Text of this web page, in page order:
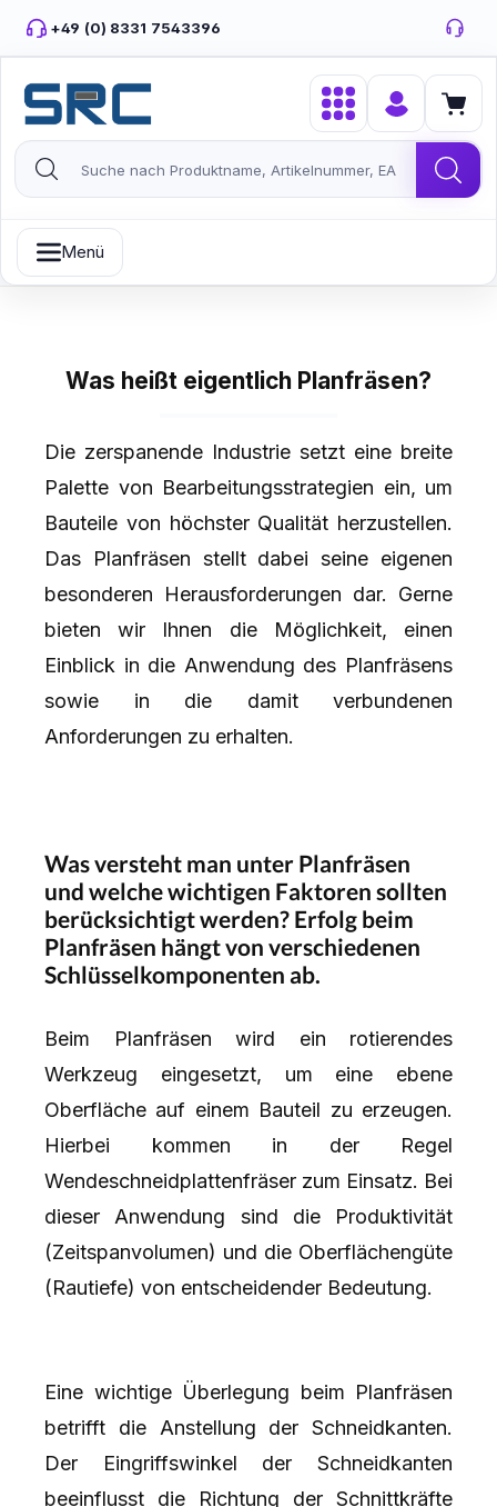
Zum Hauptinhalt springen
+49 (0) 8331 7543396
Menü
Was heißt eigentlich Planfräsen?
Die zerspanende Industrie setzt eine breite
Palette von Bearbeitungsstrategien ein, um
Bauteile von höchster Qualität herzustellen.
Das Planfräsen stellt dabei seine eigenen
besonderen Herausforderungen dar. Gerne
bieten wir Ihnen die Möglichkeit, einen
Einblick in die Anwendung des Planfräsens
sowie in die damit verbundenen
Anforderungen zu erhalten.
Was versteht man unter Planfräsen
und welche wichtigen Faktoren sollten
berücksichtigt werden? Erfolg beim
Planfräsen hängt von verschiedenen
Schlüsselkomponenten ab.
Beim Planfräsen wird ein rotierendes
Werkzeug eingesetzt, um eine ebene
Oberfläche auf einem Bauteil zu erzeugen.
Hierbei kommen in der Regel
Wendeschneidplattenfräser zum Einsatz. Bei
dieser Anwendung sind die Produktivität
(Zeitspanvolumen) und die Oberflächengüte
(Rautiefe) von entscheidender Bedeutung.
Eine wichtige Überlegung beim Planfräsen
betrifft die Anstellung der Schneidkanten.
Der Eingriffswinkel der Schneidkanten
beeinflusst die Richtung der Schnittkräfte